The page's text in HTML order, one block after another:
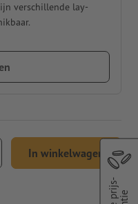
verschillende lay-
In winkelwagen